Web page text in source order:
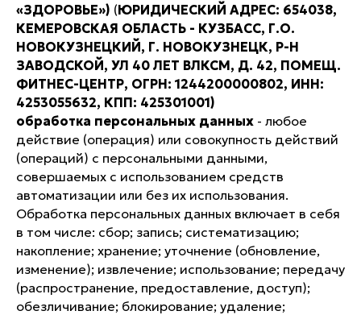
«ЗДОРОВЬЕ») (ЮРИДИЧЕСКИЙ АДРЕС: 654038,
КЕМЕРОВСКАЯ ОБЛАСТЬ - КУЗБАСС, Г.О.
НОВОКУЗНЕЦКИЙ, Г. НОВОКУЗНЕЦК, Р-Н
ЗАВОДСКОЙ, УЛ 40 ЛЕТ ВЛКСМ, Д. 42, ПОМЕЩ.
ФИТНЕС-ЦЕНТР, ОГРН: 1244200000802, ИНН:
4253055632, КПП: 425301001)
обработка персональных данных - любое
действие (операция) или совокупность действий
(операций) с персональными данными,
совершаемых с использованием средств
автоматизации или без их использования.
Обработка персональных данных включает в себя
в том числе: сбор; запись; систематизацию;
накопление; хранение; уточнение (обновление,
изменение); извлечение; использование; передачу
(распространение, предоставление, доступ);
обезличивание; блокирование; удаление;